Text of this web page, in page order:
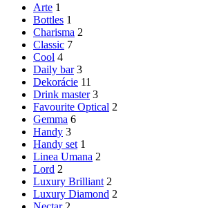
Arte 1
Bottles 1
Charisma 2
Classic 7
Cool 4
Daily bar 3
Dekorácie 11
Drink master 3
Favourite Optical 2
Gemma 6
Handy 3
Handy set 1
Linea Umana 2
Lord 2
Luxury Brilliant 2
Luxury Diamond 2